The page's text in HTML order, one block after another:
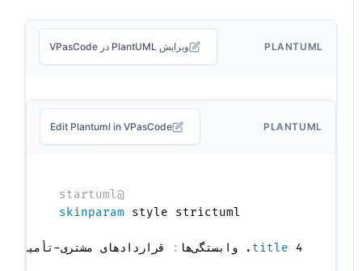
PLANTUML ویرایش PlantUML در VPasCode
PLANTUML
Edit Plantuml in VPasCode
skinparam
style strictuml
title 4. وابستگی‌ها :